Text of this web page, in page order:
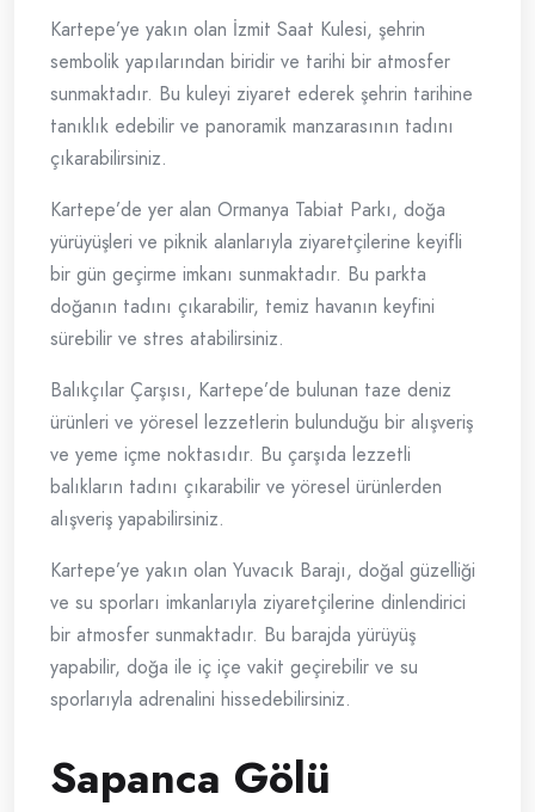
Kartepe’ye yakın olan İzmit Saat Kulesi, şehrin
sembolik yapılarından biridir ve tarihi bir atmosfer
sunmaktadır. Bu kuleyi ziyaret ederek şehrin tarihine
tanıklık edebilir ve panoramik manzarasının tadını
çıkarabilirsiniz.
Kartepe’de yer alan Ormanya Tabiat Parkı, doğa
yürüyüşleri ve piknik alanlarıyla ziyaretçilerine keyifli
bir gün geçirme imkanı sunmaktadır. Bu parkta
doğanın tadını çıkarabilir, temiz havanın keyfini
sürebilir ve stres atabilirsiniz.
Balıkçılar Çarşısı, Kartepe’de bulunan taze deniz
ürünleri ve yöresel lezzetlerin bulunduğu bir alışveriş
ve yeme içme noktasıdır. Bu çarşıda lezzetli
balıkların tadını çıkarabilir ve yöresel ürünlerden
alışveriş yapabilirsiniz.
Kartepe’ye yakın olan Yuvacık Barajı, doğal güzelliği
ve su sporları imkanlarıyla ziyaretçilerine dinlendirici
bir atmosfer sunmaktadır. Bu barajda yürüyüş
yapabilir, doğa ile iç içe vakit geçirebilir ve su
sporlarıyla adrenalini hissedebilirsiniz.
Sapanca Gölü